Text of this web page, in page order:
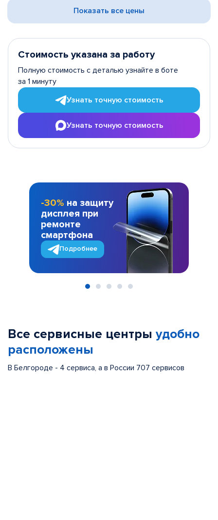
Показать все цены
Стоимость указана за работу
Полную стоимость с деталью узнайте в боте
за 1 минуту
Узнать точную стоимость
Узнать точную стоимость
-30% на защиту
дисплея при
ремонте
смартфона
Подробнее
Все сервисные центры удобно
расположены
В Белгороде - 4 сервиса, а в России 707 сервисов